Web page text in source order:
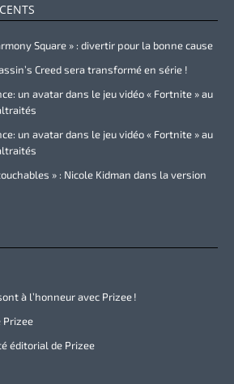
Square » : divertir pour la bonne cause
Creed sera transformé en série !
un avatar dans le jeu vidéo « Fortnite » au
un avatar dans le jeu vidéo « Fortnite » au
» : Nicole Kidman dans la version
à l’honneur avec Prizee !
Prizee
éditorial de Prizee